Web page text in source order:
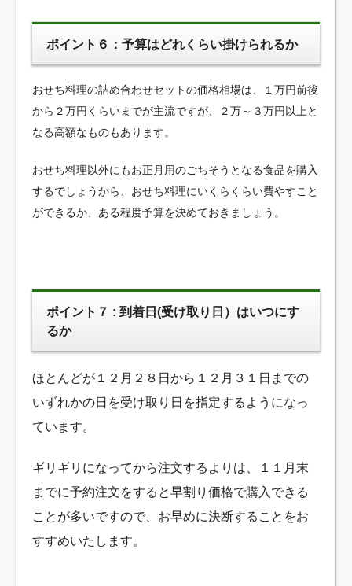
ポイント６：予算はどれくらい掛けられるか
おせち料理の詰め合わせセットの価格相場は、１万円前後
から２万円くらいまでが主流ですが、２万～３万円以上と
なる高額なものもあります。
おせち料理以外にもお正月用のごちそうとなる食品を購入
するでしょうから、おせち料理にいくらくらい費やすこと
ができるか、ある程度予算を決めておきましょう。
ポイント７ : 到着日(受け取り日）はいつにす
るか
ほとんどが１２月２８日から１２月３１日までの
いずれかの日を受け取り日を指定するようになっ
ています。
ギリギリになってから注文するよりは、１１月末
までに予約注文をすると早割り価格で購入できる
ことが多いですので、お早めに決断することをお
すすめいたします。